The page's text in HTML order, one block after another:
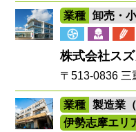
業種 卸売・
株式会社ス
〒513-0836 三
業種
製造業
伊勢志摩エリ